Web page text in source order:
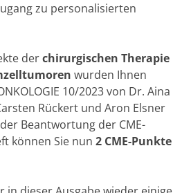
zu personalisierten
derchirurgischen Therapie
wurden Ihnen
10/2023 von Dr. Aina
Rückert und Aron Elsner
Beantwortung der CME-
können Sie nun 2 CME-Punkte